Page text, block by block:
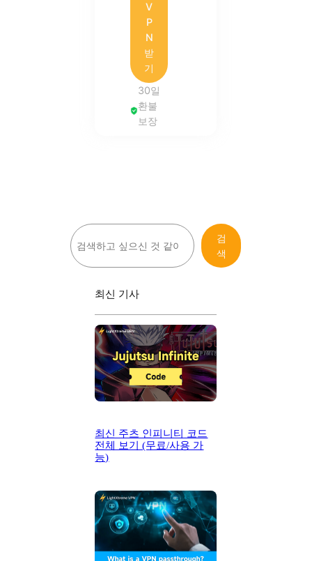
V
P
N
받
기
30일
환불
보장
검
색
검
색
최신 기사
최신 주츠 인피니티 코드
전체 보기 (무료/사용 가
능)